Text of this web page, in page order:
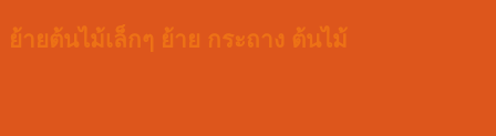
ย้ายต้นไม้เล็กๆ ย้าย กระถาง ต้นไม้